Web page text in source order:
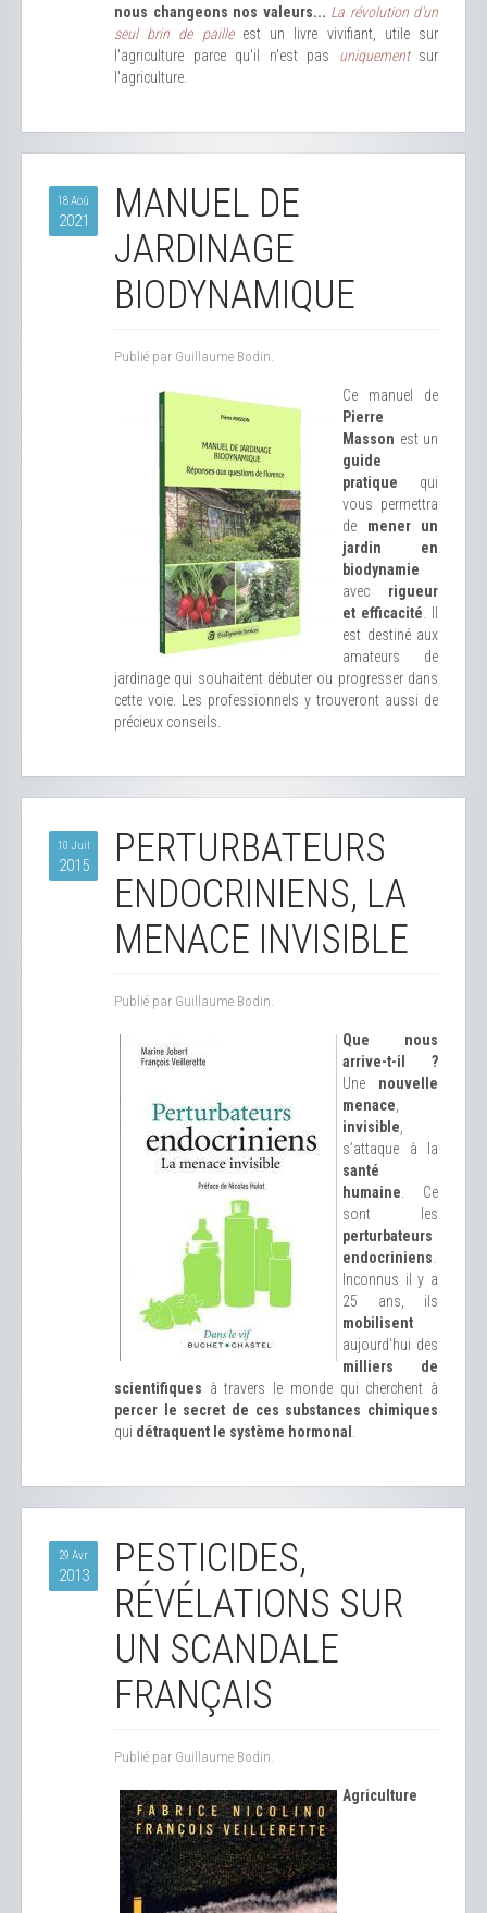
nous changeons nos valeurs... La révolution d'un
seul brin de pailleest un livre vivifiant, utile sur
l'agriculture parce qu'il n'est pas uniquementsur
l'agriculture.
18 Aoû
2021
MANUEL DE
JARDINAGE
BIODYNAMIQUE
Publié par Guillaume Bodin.
Ce manuel de
Pierre
Masson est un
guide
pratique qui
vous permettra
de mener un
jardin en
biodynamie
avec rigueur
et efficacité
est destiné aux
amateurs de
jardinage qui souhaitent débuter ou progresser dans
cette voie. Les professionnels y trouveront aussi de
précieux conseils.
10 Juil
2015
PERTURBATEURS
ENDOCRINIENS, LA
MENACE INVISIBLE
Publié par Guillaume Bodin.
Que nous
arrive-t-il ?
Une nouvelle
menace
invisible
s’attaque à la
santé
humaine . Ce
sont les
perturbateurs
endocriniens
Inconnus il y a
25 ans, ils
mobilisent
aujourd’hui des
milliers de
scientifiques à travers le monde qui cherchent à
percer le secret de ces substances chimiques
qui détraquent le système hormonal
29 Avr
2013
PESTICIDES,
RÉVÉLATIONS SUR
UN SCANDALE
FRANÇAIS
Publié par Guillaume Bodin.
Agriculture